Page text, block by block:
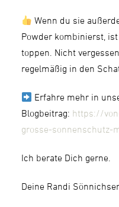
Wenn du sie
Powder kombinierst,
toppen. Nicht
regelmäßig in den
Erfahre mehr in
Blogbeitrag: https://
grosse-sonnenschutz-
Ich berate Dich gerne.
Deine Randi